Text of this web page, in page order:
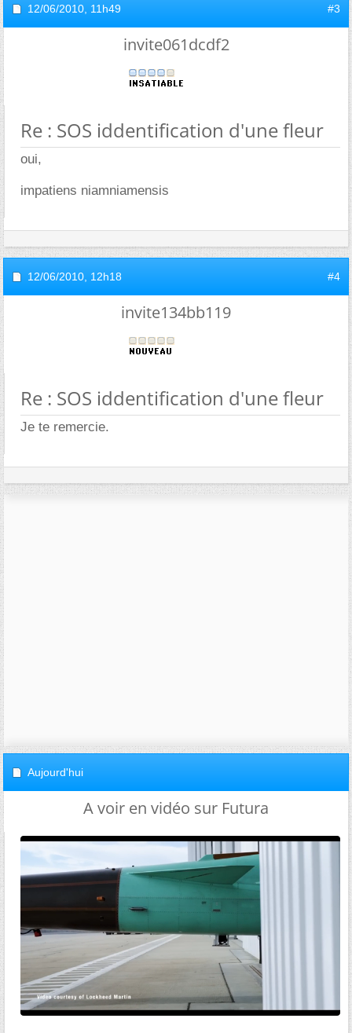
12/06/2010, 11h49 #3
invite061dcdf2
Re : SOS iddentification d'une fleur
oui,
impatiens niamniamensis
12/06/2010, 12h18 #4
invite134bb119
Re : SOS iddentification d'une fleur
Je te remercie.
Aujourd'hui
A voir en vidéo sur Futura